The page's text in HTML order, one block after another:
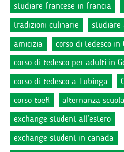
studiare francese in francia
tradizioni culinarie
studiare
amicizia
corso di tedesco in
corso di tedesco per adulti in
corso di tedesco a Tubinga
corso toefl
alternanza
exchange student all'estero
exchange student in canada